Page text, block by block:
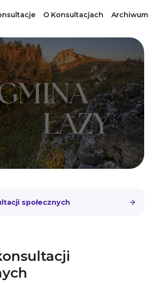
O Konsultacjach Archiwum
społecznych